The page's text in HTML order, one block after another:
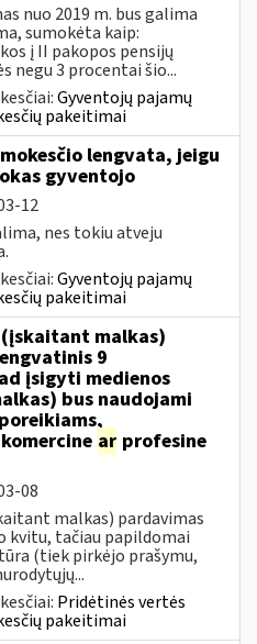
nuo 2019 m. bus galima
sumokėta kaip:
į II pakopos pensijų
negu 3 procentai šio...
Gyventojų pajamų
pakeitimai
lengvata, jeigu
gyventojo
12
nes tokiu atveju
Gyventojų pajamų
pakeitimai
malkas)
9
įsigyti medienos
bus naudojami
ar profesine
08
malkas) pardavimas
kvitu, tačiau papildomai
(tiek pirkėjo prašymu,
Pridėtinės vertės
pakeitimai